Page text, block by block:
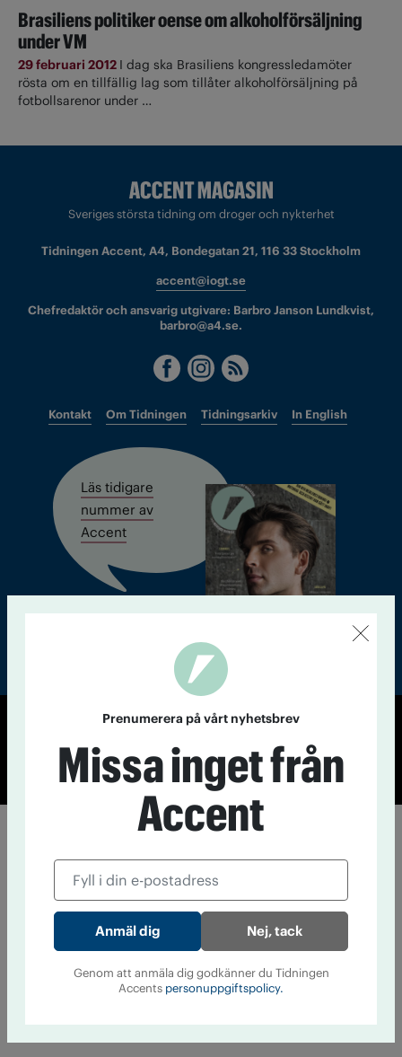
Brasiliens politiker oense om alkoholförsäljning
under VM
29 februari 2012 I dag ska Brasiliens kongressledamöter
rösta om en tillfällig lag som tillåter alkoholförsäljning på
fotbollsarenor under …
Sveriges största tidning om droger och nykterhet
Tidningen Accent, A4, Bondegatan 21, 116 33 Stockholm
accent@iogt.se
Chefredaktör och ansvarig utgivare: Barbro Janson Lundkvist,
barbro@a4.se.
Kontakt Om Tidningen Tidningsarkiv In English
Läs tidigare
nummer av
Accent
Cookiepolicy
Personuppgiftspolicy
Prenumerera på vårt nyhetsbrev
Missa inget från
Accent
Nej, tack
Genom att anmäla dig godkänner du Tidningen
Accents personuppgiftspolicy.